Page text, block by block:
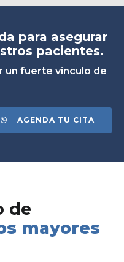
para asegurar
pacientes.
un fuerte vínculo de
AGENDA TU CITA
de
mayores